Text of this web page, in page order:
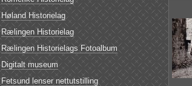
Høland Historielag
Rælingen Historielag
Rælingen Historielags Fotoalbum
Digitalt museum
Fetsund lenser nettutstilling